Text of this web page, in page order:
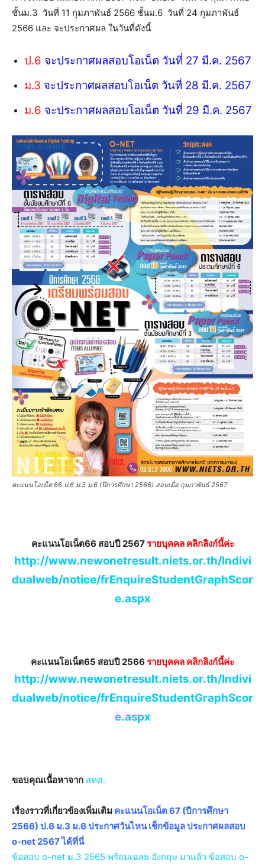
ชั้นม.3 วันที่ 11 กุมภาพันธ์ 2566 ชั้นม.6 วันที่ 24 กุมภาพันธ์
2566 และ จะประกาศผล ในวันที่ดังนี้
ป.6 จะประกาศผลสอบโอเน็ต วันที่ 27 มี.ค. 2567
ม.3 จะประกาศผลสอบโอเน็ต วันที่ 28 มี.ค. 2567
ม.6 จะประกาศผลสอบโอเน็ต วันที่ 29 มี.ค. 2567
คะแนนโอเน็ต 66 ป.6 ม.3 ม.6 (ปีการศึกษา 2566) สอบเมื่อ กุมภาพันธ์ 2567
คะแนนโอเน็ต66 สอบปี 2567รายบุคคล คลิกลิงก์นี้ค่ะ
http://www.newonetresult.niets.or.th/Indivi
dualweb/notice/frEnquireStudentGraphScor
e.aspx
คะแนนโอเน็ต65 สอบปี 2566 รายบุคคล คลิกลิงก์นี้ค่ะ
http://www.newonetresult.niets.or.th/Indivi
dualweb/notice/frEnquireStudentGraphScor
e.aspx
ขอบคุณเนื้อหาจาก สทศ.
เรื่องราวที่เกี่ยวข้องเพิ่มเติม คะแนนโอเน็ต 67 (ปีการศึกษา
2566) ป.6 ม.3 ม.6 ประกาศวันไหน เช็กข้อมูล ประกาศผลสอบ
o-net 2567 ได้ที่นี่
ข้อสอบ o-net ม.3 2565 พร้อมเฉลย อังกฤษ มาแล้ว ข้อสอบ o-